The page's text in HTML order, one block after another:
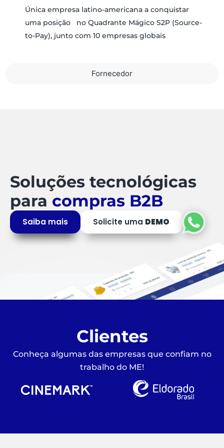
Fornecedor
Única empresa latino-americana a conquistar
uma posição no Quadrante Mágico S2P (Source-
to-Pay), junto com 10 empresas globais
Soluções tecnológicas
para compras B2B
Saiba mais Solicite uma DEMO
Clientes
Conheça algumas das empresas que confiam no
trabalho do ME!